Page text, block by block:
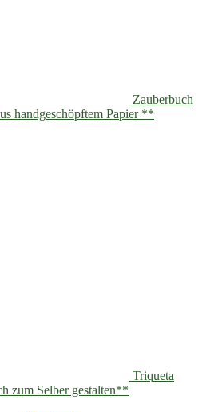
Zauberbuch
handgeschöpftem Papier **
Triqueta
zum Selber gestalten**